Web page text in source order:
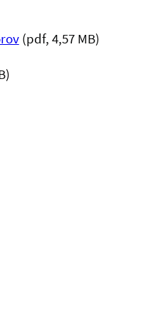
(pdf, 4,57 MB)